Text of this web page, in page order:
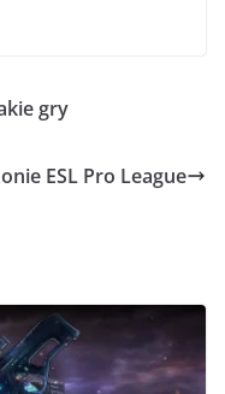
gry
ESL Pro League